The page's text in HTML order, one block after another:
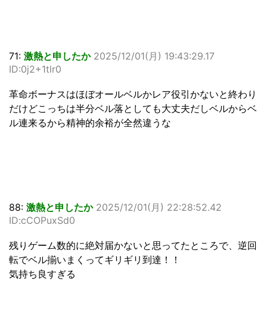
71: 激熱と申したか 2025/12/01(月) 19:43:29.17
ID:0j2+1tlr0
革命ボーナスはほぼオールベルかレア役引かないと終わり
だけどこっちは半分ベル落としても大丈夫だしベルからベ
ル連来るから精神的余裕が全然違うな
88: 激熱と申したか 2025/12/01(月) 22:28:52.42
ID:cCOPuxSd0
残りゲーム数的に絶対届かないと思ってたところで、逆回
転でベル揃いまくってギリギリ到達！！
気持ち良すぎる